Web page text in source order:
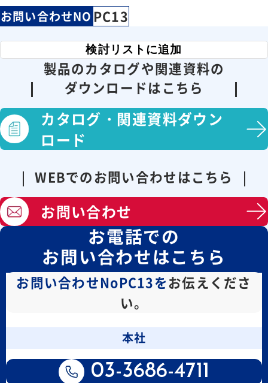
お問い合わせNO PC13
検討リストに追加
製品のカタログや関連資料の
ダウンロードはこちら
カタログ・ 関連資料ダウン
ロード
WEBでのお問い合わせはこちら
お問い合わせ
お電話での
お問い合わせはこちら
お問い合わせNoPC13をお伝えくださ
い。
本社
03-3686-4711